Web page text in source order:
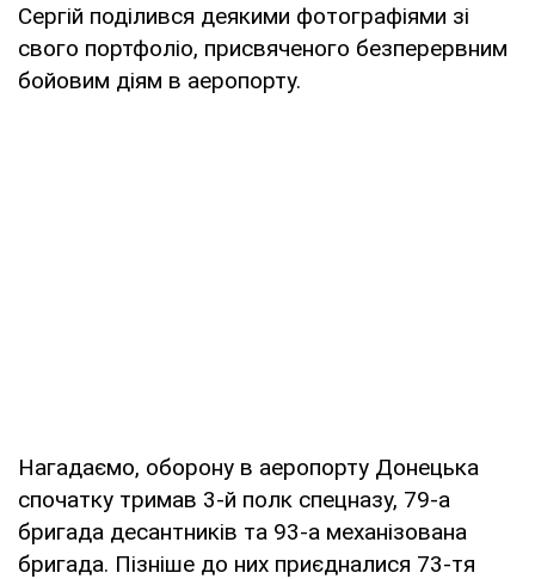
Сергій поділився деякими фотографіями зі
свого портфоліо, присвяченого безперервним
бойовим діям в аеропорту.
Нагадаємо, оборону в аеропорту Донецька
спочатку тримав 3-й полк спецназу, 79-а
бригада десантників та 93-а механізована
бригада. Пізніше до них приєдналися 73-тя